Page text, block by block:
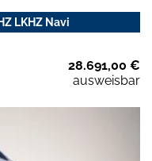
LKHZ Navi
28.691,00 €
ausweisbar